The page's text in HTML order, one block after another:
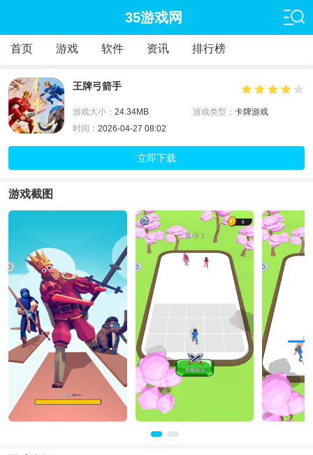
35游戏网
首页 游戏 软件 资讯 排行榜
王牌弓箭手
游戏大小： 24.34MB 游戏类型： 卡牌游戏
时间： 2026-04-27 08:02
立即下载
游戏截图